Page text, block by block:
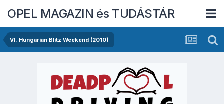
OPEL MAGAZIN és TUDÁSTÁR
VI. Hungarian Blitz Weekend (2010)